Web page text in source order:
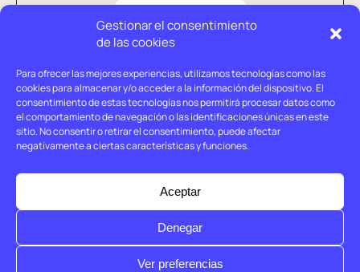
Gestionar el consentimiento
de las cookies
Para ofrecer las mejores experiencias, utilizamos tecnologías como las
cookies para almacenar y/o acceder a la información del dispositivo. El
consentimiento de estas tecnologías nos permitirá procesar datos como
el comportamiento de navegación o las identificaciones únicas en este
sitio. No consentir o retirar el consentimiento, puede afectar
negativamente a ciertas características y funciones.
Aceptar
Denegar
Ver preferencias
© Holtrop 2026
Aviso legal
Política de privacidad
Política de cookies